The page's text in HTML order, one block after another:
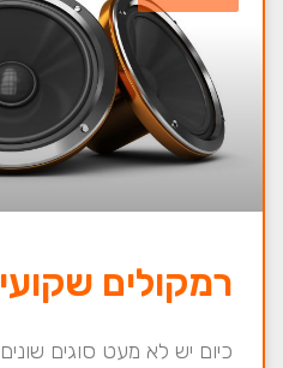
רמקולים
כיום יש לא מעט סוגים